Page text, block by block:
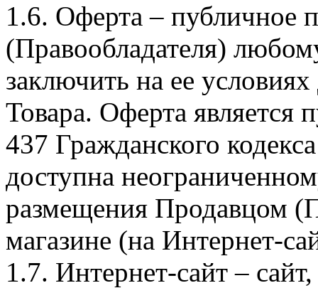
1.6. Оферта – публичное
(Правообладателя)
заключить на ее
Товара. Оферта является
437 Гражданского
доступна
размещения Продавцом
магазине (на Интернет-
1.7. Интернет-сайт –